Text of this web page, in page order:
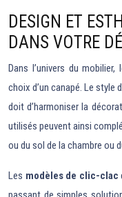
DESIGN ET
DANS VOTRE
Dans l’univers du
choix d’un canapé. Le style
doit d’harmoniser la
utilisés peuvent ainsi
ou du sol de la chambre ou
Les modèles de clic-clac